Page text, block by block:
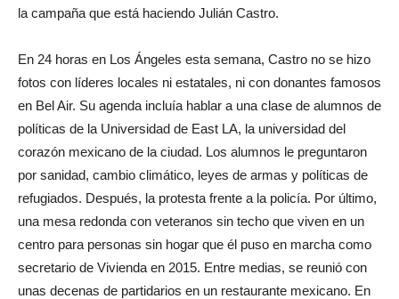
la campaña que está haciendo Julián Castro.
En 24 horas en Los Ángeles esta semana, Castro no se hizo
fotos con líderes locales ni estatales, ni con donantes famosos
en Bel Air. Su agenda incluía hablar a una clase de alumnos de
políticas de la Universidad de East LA, la universidad del
corazón mexicano de la ciudad. Los alumnos le preguntaron
por sanidad, cambio climático, leyes de armas y políticas de
refugiados. Después, la protesta frente a la policía. Por último,
una mesa redonda con veteranos sin techo que viven en un
centro para personas sin hogar que él puso en marcha como
secretario de Vivienda en 2015. Entre medias, se reunió con
unas decenas de partidarios en un restaurante mexicano. En